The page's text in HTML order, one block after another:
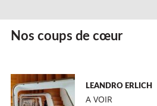
Nos coups de cœur
LEANDRO ERLICH
A VOIR